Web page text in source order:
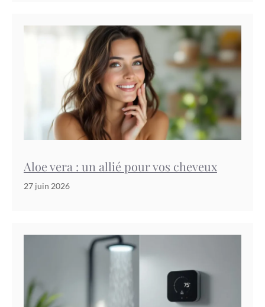
Aloe vera : un allié pour vos cheveux
27 juin 2026